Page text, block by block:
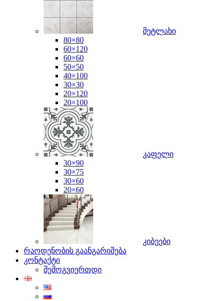
მეტლახი
80×80
60×120
60×60
50×50
40×100
30×30
20×120
20×100
კაფელი
30×90
30×75
30×60
20×60
კიბეები
რაოდენობის გაანგარიშება
კონტაქტი
შემოგვიერთდი